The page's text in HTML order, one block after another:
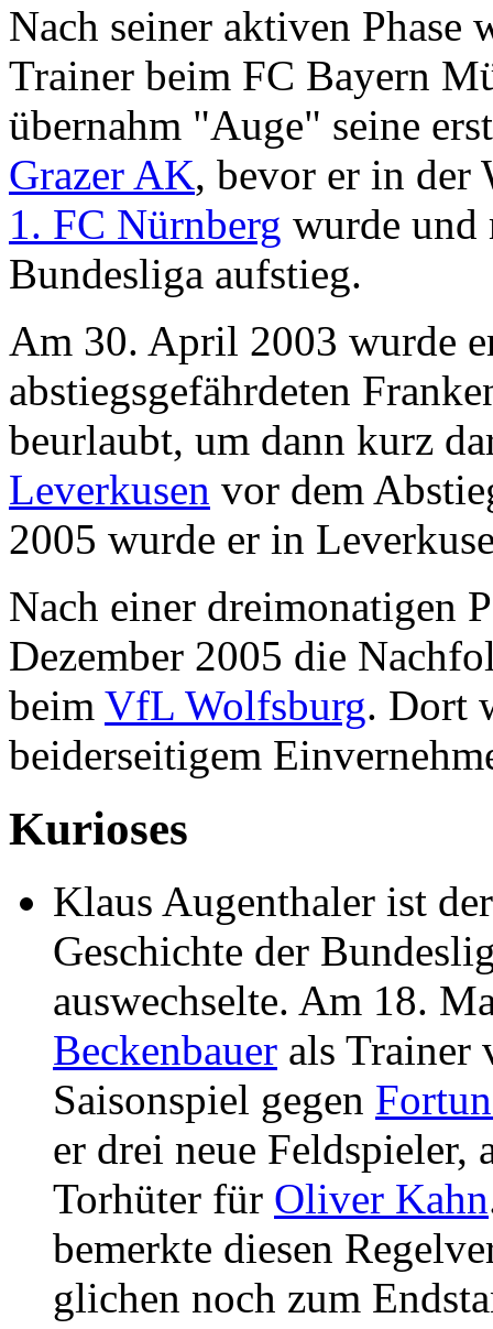
Nach seiner aktiven Phase
Trainer beim FC Bayern
übernahm "Auge" seine
Grazer AK, bevor er in der
1. FC Nürnberg wurde
Bundesliga aufstieg.
Am 30. April 2003 wurde
abstiegsgefährdeten
beurlaubt, um dann kurz
Leverkusen vor dem
2005 wurde er in
Nach einer dreimonatigen
Dezember 2005 die
beim VfL Wolfsburg. Dort
beiderseitigem
Kurioses
Klaus Augenthaler ist
Geschichte der
auswechselte. Am 18.
Beckenbauer als Trainer
Saisonspiel gegen
er drei neue Feldspieler,
Torhüter für Oliver Kahn
bemerkte diesen
glichen noch zum